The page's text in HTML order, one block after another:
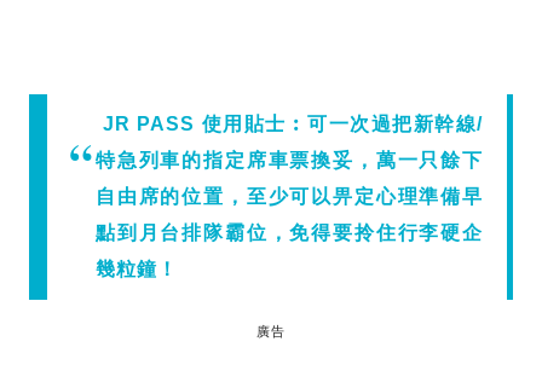
JR PASS 使用貼士 ︰可一次過把新幹線/
特急列車的指定席車票換妥，萬一只餘下
自由席的位置，至少可以畀定心理準備早
點到月台排隊霸位，免得要拎住行李硬企
幾粒鐘！
廣告